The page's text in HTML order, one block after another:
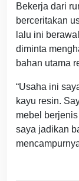
Bekerja dari
berceritakan
lalu ini
diminta
bahan utama
“Usaha ini
kayu resin.
mebel
saya jadikan